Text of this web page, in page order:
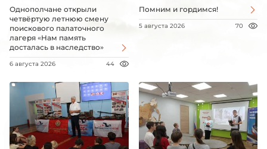
Однополчане открыли
четвёртую летнюю смену
поискового палаточного
лагеря «Нам память
досталась в наследство»
6 августа 2026 44
Помним и гордимся!
5 августа 2026 70